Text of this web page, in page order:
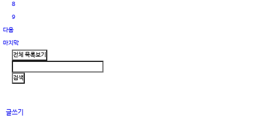
8
9
다음
마지막
글쓰기